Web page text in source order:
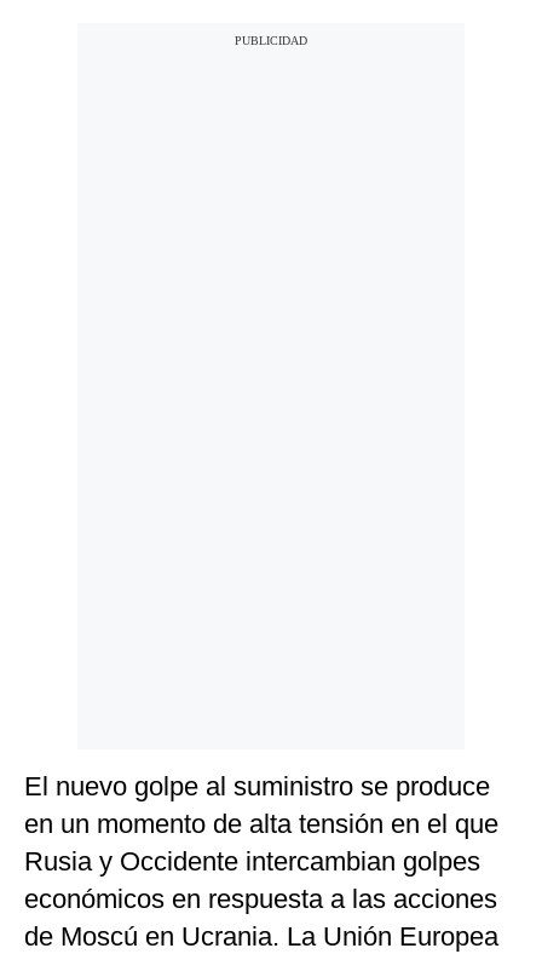
El nuevo golpe al suministro se produce
en un momento de alta tensión en el que
Rusia y Occidente intercambian golpes
económicos en respuesta a las acciones
de Moscú en Ucrania. La Unión Europea